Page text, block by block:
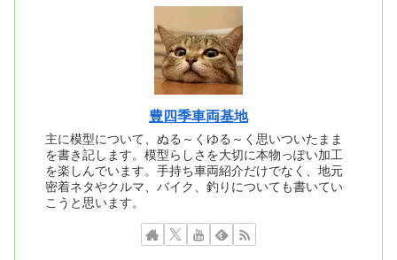
豊四季車両基地
主に模型について、ぬる～くゆる～く思いついたまま
を書き記します。模型らしさを大切に本物っぽい加工
を楽しんでいます。手持ち車両紹介だけでなく、地元
密着ネタやクルマ、バイク、釣りについても書いてい
こうと思います。